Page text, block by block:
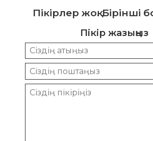
Пікірлер жоқ. Бірінші
Пікір жазыңыз